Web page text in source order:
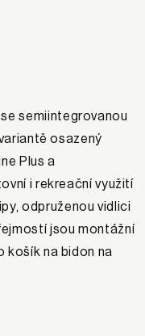
semiintegrovanou
osazený
Plus a
i rekreační využití
odpruženou vidlici
jsou montážní
košík na bidon na